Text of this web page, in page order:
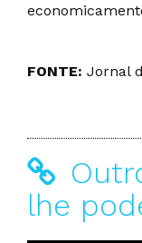
FONTE: Jornal
lhe